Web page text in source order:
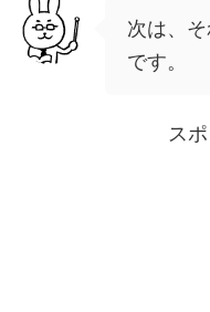
次は、
です。
ス